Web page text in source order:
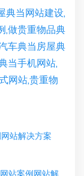
典当网站建设,
,做贵重物品典
车典当房屋典
当手机网站,
网站,贵重物
站解决方案
站案例网站解